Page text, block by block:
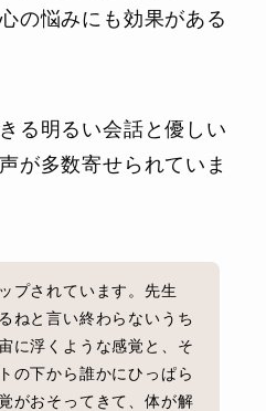
の悩みにも効果がある
る明るい会話と優しい
が多数寄せられていま
プされています。先生
ねと言い終わらないうち
に浮くような感覚と、そ
の下から誰かにひっぱら
がおそってきて、体が解